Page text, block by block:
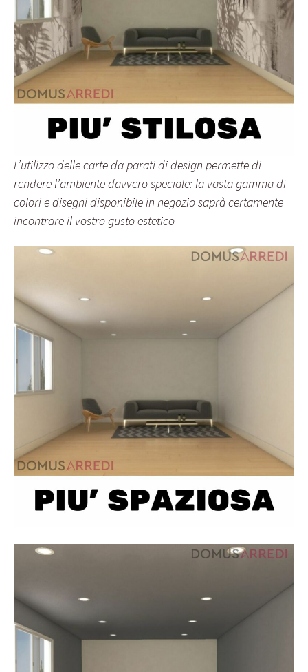
L’utilizzo delle carte da parati di design permette di
rendere l’ambiente davvero speciale: la vasta gamma di
colori e disegni disponibile in negozio saprà certamente
incontrare il vostro gusto estetico